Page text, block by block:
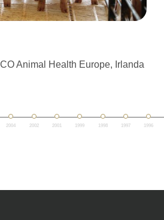
Animal Health Europe, Irlanda
2004 2002 2001 1999 1998 1997 1996